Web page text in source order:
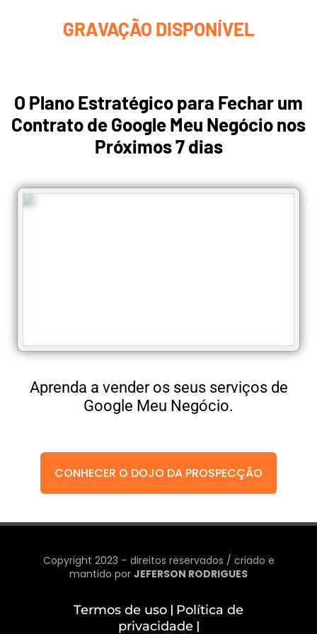
GRAVAÇÃO DISPONÍVEL
O Plano Estratégico para Fechar um
Contrato de Google Meu Negócio nos
Próximos 7 dias
Aprenda a vender os seus serviços de
Google Meu Negócio.
CONHECER O DOJO DA PROSPECÇÃO
Copyright 2023 – direitos reservados / criado e
mantido por JEFERSON RODRIGUES
Termos de uso
Política de
privacidade|